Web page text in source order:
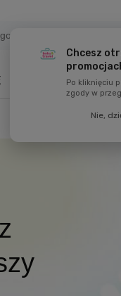
NAWODNIENIE
Chcesz
Po kliknięciu
zgody w
Nie,